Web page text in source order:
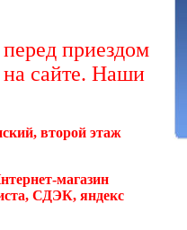
приездом
на сайте. Наши
второй этаж
магазин
СДЭК, яндекс